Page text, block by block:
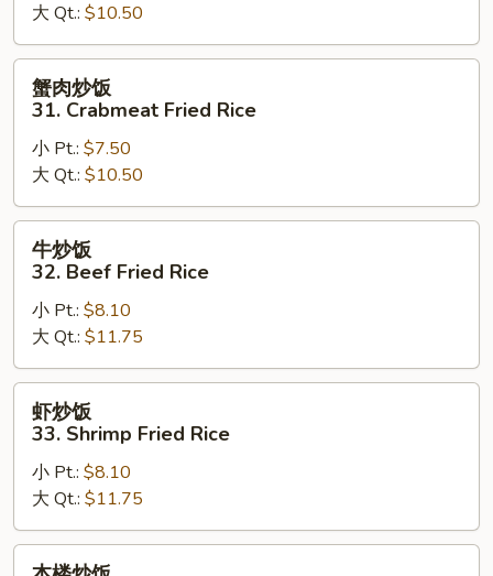
30.
Roast
Pork
Fried
Rice
大 Qt.: $10.50
31.
Crabmeat
Fried
Rice
蟹肉炒饭
31. Crabmeat Fried Rice
小 Pt.: $7.50
大 Qt.: $10.50
32.
Beef
Fried
Rice
牛炒饭
32. Beef Fried Rice
小 Pt.: $8.10
大 Qt.: $11.75
33.
Shrimp
Fried
Rice
虾炒饭
33. Shrimp Fried Rice
小 Pt.: $8.10
大 Qt.: $11.75